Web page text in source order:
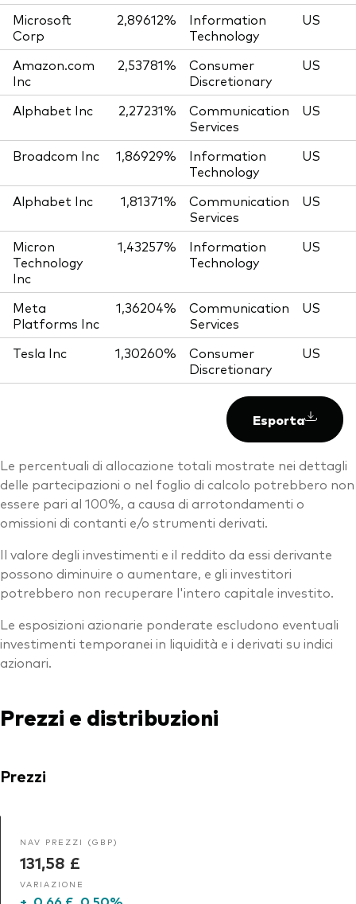
Microsoft
Corp
2,89612%
Information
Technology
US
Amazon.com
Inc
2,53781%
Consumer
Discretionary
US
Alphabet Inc 2,27231%
Communication
Services
US
Broadcom Inc 1,86929%
Information
Technology
US
Alphabet Inc 1,81371%
Communication
Services
US
Micron
Technology
Inc
1,43257%
Information
Technology
US
Meta
Platforms Inc
1,36204%
Communication
Services
US
Tesla Inc 1,30260%
Consumer
Discretionary
US
Esporta
Le percentuali di allocazione totali mostrate nei dettagli
delle partecipazioni o nel foglio di calcolo potrebbero non
essere pari al 100%, a causa di arrotondamenti o
omissioni di contanti e/o strumenti derivati.
Il valore degli investimenti e il reddito da essi derivante
possono diminuire o aumentare, e gli investitori
potrebbero non recuperare l'intero capitale investito.
Le esposizioni azionarie ponderate escludono eventuali
investimenti temporanei in liquidità e i derivati su indici
azionari.
Prezzi e distribuzioni
Prezzi
NAV PREZZI (GBP)
131,58 £
VARIAZIONE
+ 0,66 £ 0,50%